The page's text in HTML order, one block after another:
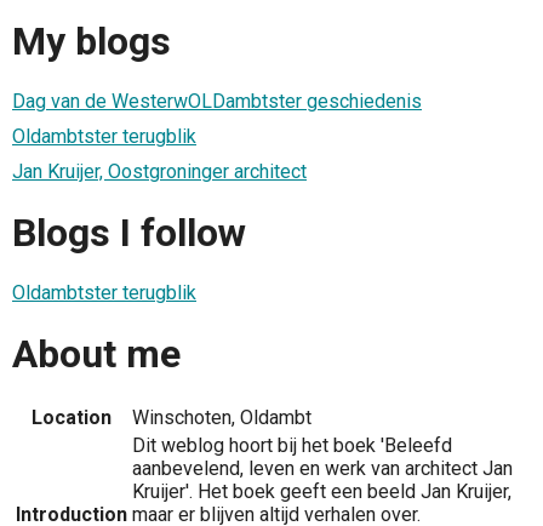
My blogs
Dag van de WesterwOLDambtster geschiedenis
Oldambtster terugblik
Jan Kruijer, Oostgroninger architect
Blogs I follow
Oldambtster terugblik
About me
Location Winschoten, Oldambt
Introduction
Dit weblog hoort bij het boek 'Beleefd
aanbevelend, leven en werk van architect Jan
Kruijer'. Het boek geeft een beeld Jan Kruijer,
maar er blijven altijd verhalen over.